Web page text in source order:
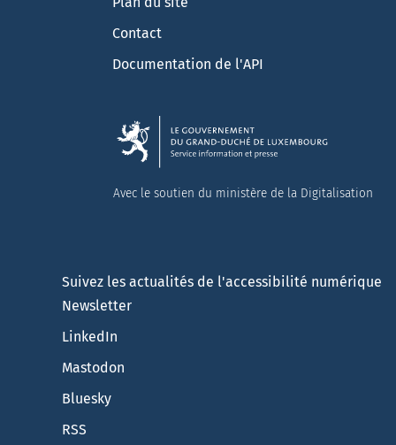
Contact
Documentation de l'API
Avec le soutien du ministère de la Digitalisation
Suivez les actualités de l'accessibilité numérique
Newsletter
LinkedIn
Mastodon
Bluesky
RSS